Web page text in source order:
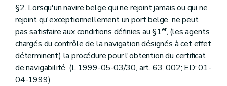
§2. Lorsqu'un navire belge qui ne rejoint jamais ou qui ne
rejoint qu'exceptionnellement un port belge, ne peut
pas satisfaire aux conditions définies au §1er, (les agents
chargés du contrôle de la navigation désignés à cet effet
déterminent) la procédure pour l'obtention du certificat
de navigabilité. (L 1999-05-03/30, art. 63, 002; ED: 01-
04-1999)